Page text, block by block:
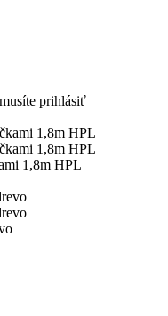
prihlásiť
1,8m HPL